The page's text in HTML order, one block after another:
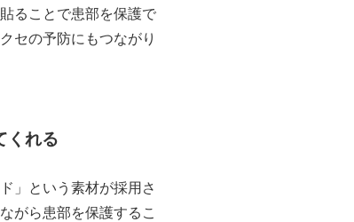
ることで患部を保護で
セの予防にもつながり
くれる
」という素材が採用さ
がら患部を保護するこ